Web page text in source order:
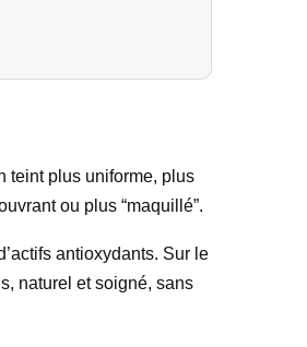
teint plus uniforme, plus
ou plus “maquillé”.
antioxydants. Sur le
naturel et soigné, sans